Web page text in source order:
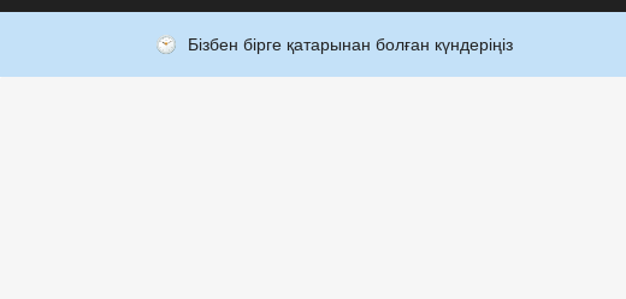
Бізбен бірге қатарынан болған күндеріңіз